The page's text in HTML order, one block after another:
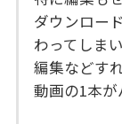
ダウンロー
わってしまい
編集などす
動画の1本が